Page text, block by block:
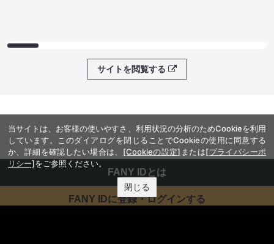
サイトを閲覧する
FANY IDとは
FANY IDに登録・ログインする
当サイトは、お客様の使いやすさ、利用状況の分析のためCookieを利用
しています。このダイアログを閉じることでCookieの使用に同意する
か、詳細を確認したい場合は、 [Cookieの設定] または[プライバシーポ
リシー]をご参照ください。
閉じる